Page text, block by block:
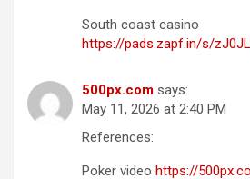
South coast casino
https://pads.zapf.in/s/
500px.com says:
May 11, 2026 at 2:40 PM
References:
Poker video https://